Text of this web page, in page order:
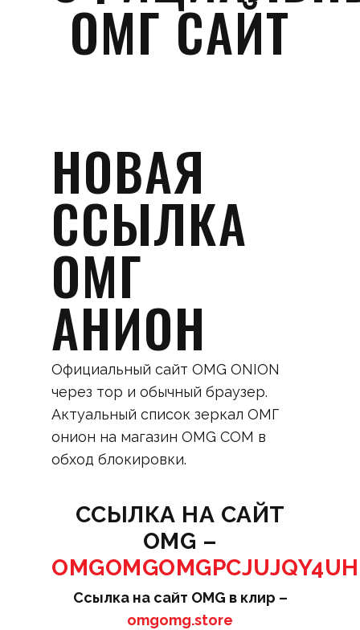
ОМГ САЙТ
НОВАЯ
ССЫЛКА
ОМГ
АНИОН
Официальный сайт OMG ONION
через тор и обычный браузер.
Актуальный список зеркал ОМГ
онион на магазин OMG COM в
обход блокировки.
ССЫЛКА НА САЙТ
OMG –
Ссылка на сайт OMG в клир –
omgomg.store